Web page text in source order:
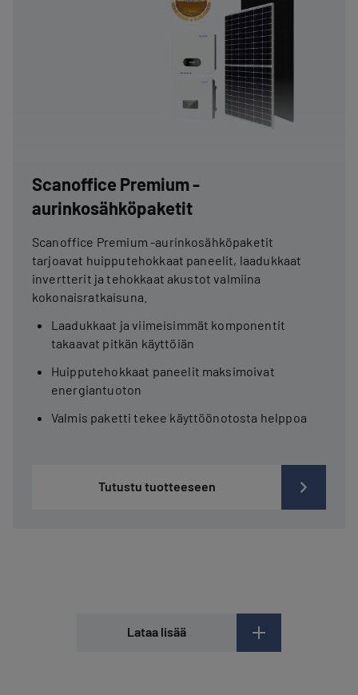
Scanoffice Premium -
aurinkosähköpaketit
Scanoffice Premium -aurinkosähköpaketit
tarjoavat huipputehokkaat paneelit, laadukkaat
invertterit ja tehokkaat akustot valmiina
kokonaisratkaisuna.
Laadukkaat ja viimeisimmät komponentit
takaavat pitkän käyttöiän
Huipputehokkaat paneelit maksimoivat
energiantuoton
Valmis paketti tekee käyttöönotosta helppoa
Tutustu tuotteeseen
Lataa lisää